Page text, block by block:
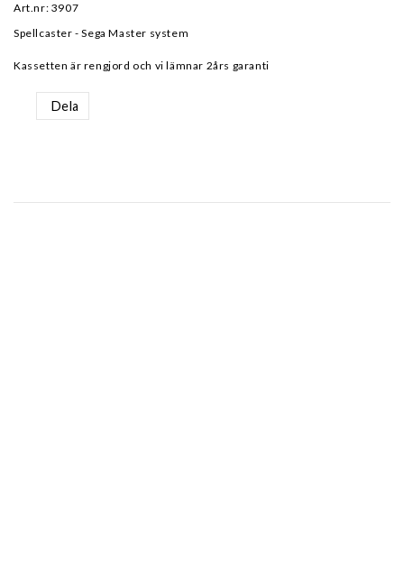
Art.nr: 3907
Spellcaster - Sega Master system
Kassetten är rengjord och vi lämnar 2års garanti
Dela